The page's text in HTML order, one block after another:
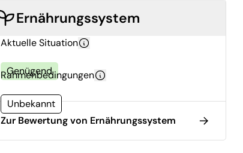
Ernährungssystem
Aktuelle Situation
Genügend
Rahmenbedingungen
Unbekannt
Zur Bewertung von Ernährungssystem